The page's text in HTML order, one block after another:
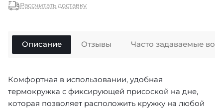
Рассчитать доставку
Описание
Комфортная в использовании, удобная
термокружка с фиксирующей присоской на дне,
которая позволяет расположить кружку на любой
Отзывы Часто задаваемые